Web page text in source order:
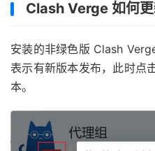
Clash Verge 如何更
安装的非绿色版 Clash
表示有新版本发布，此时点
本。